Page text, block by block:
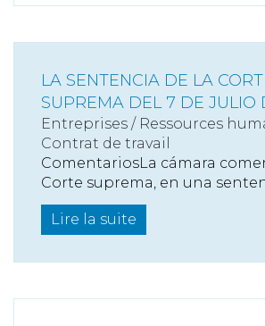
LA SENTENCIA DE LA
SUPREMA DEL 7 DE JULIO
Entreprises / Ressources
Contrat de travail
ComentariosLa cámara
Corte suprema, en una
Lire la suite